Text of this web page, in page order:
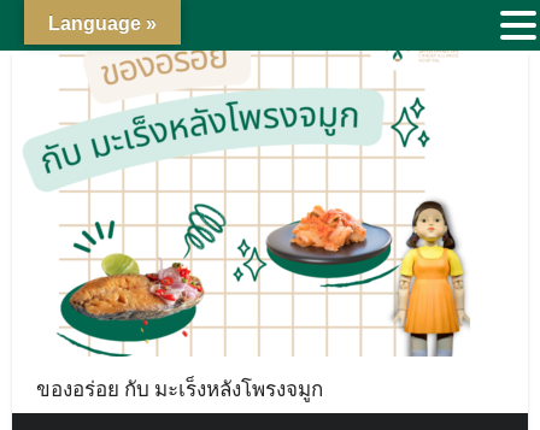
ของอร่อย กับ มะเร็งหลังโพรงจมูก
Language »